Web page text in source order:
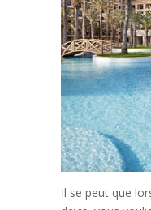
Il se peut que